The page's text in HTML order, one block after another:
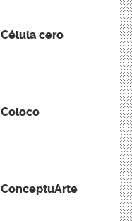
Célula cero
Coloco
ConceptuArte